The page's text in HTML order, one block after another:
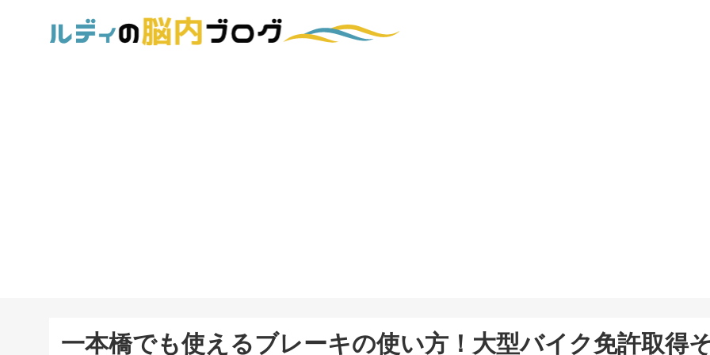
一本橋でも使えるブレーキの使い方！大型バイク免許取得